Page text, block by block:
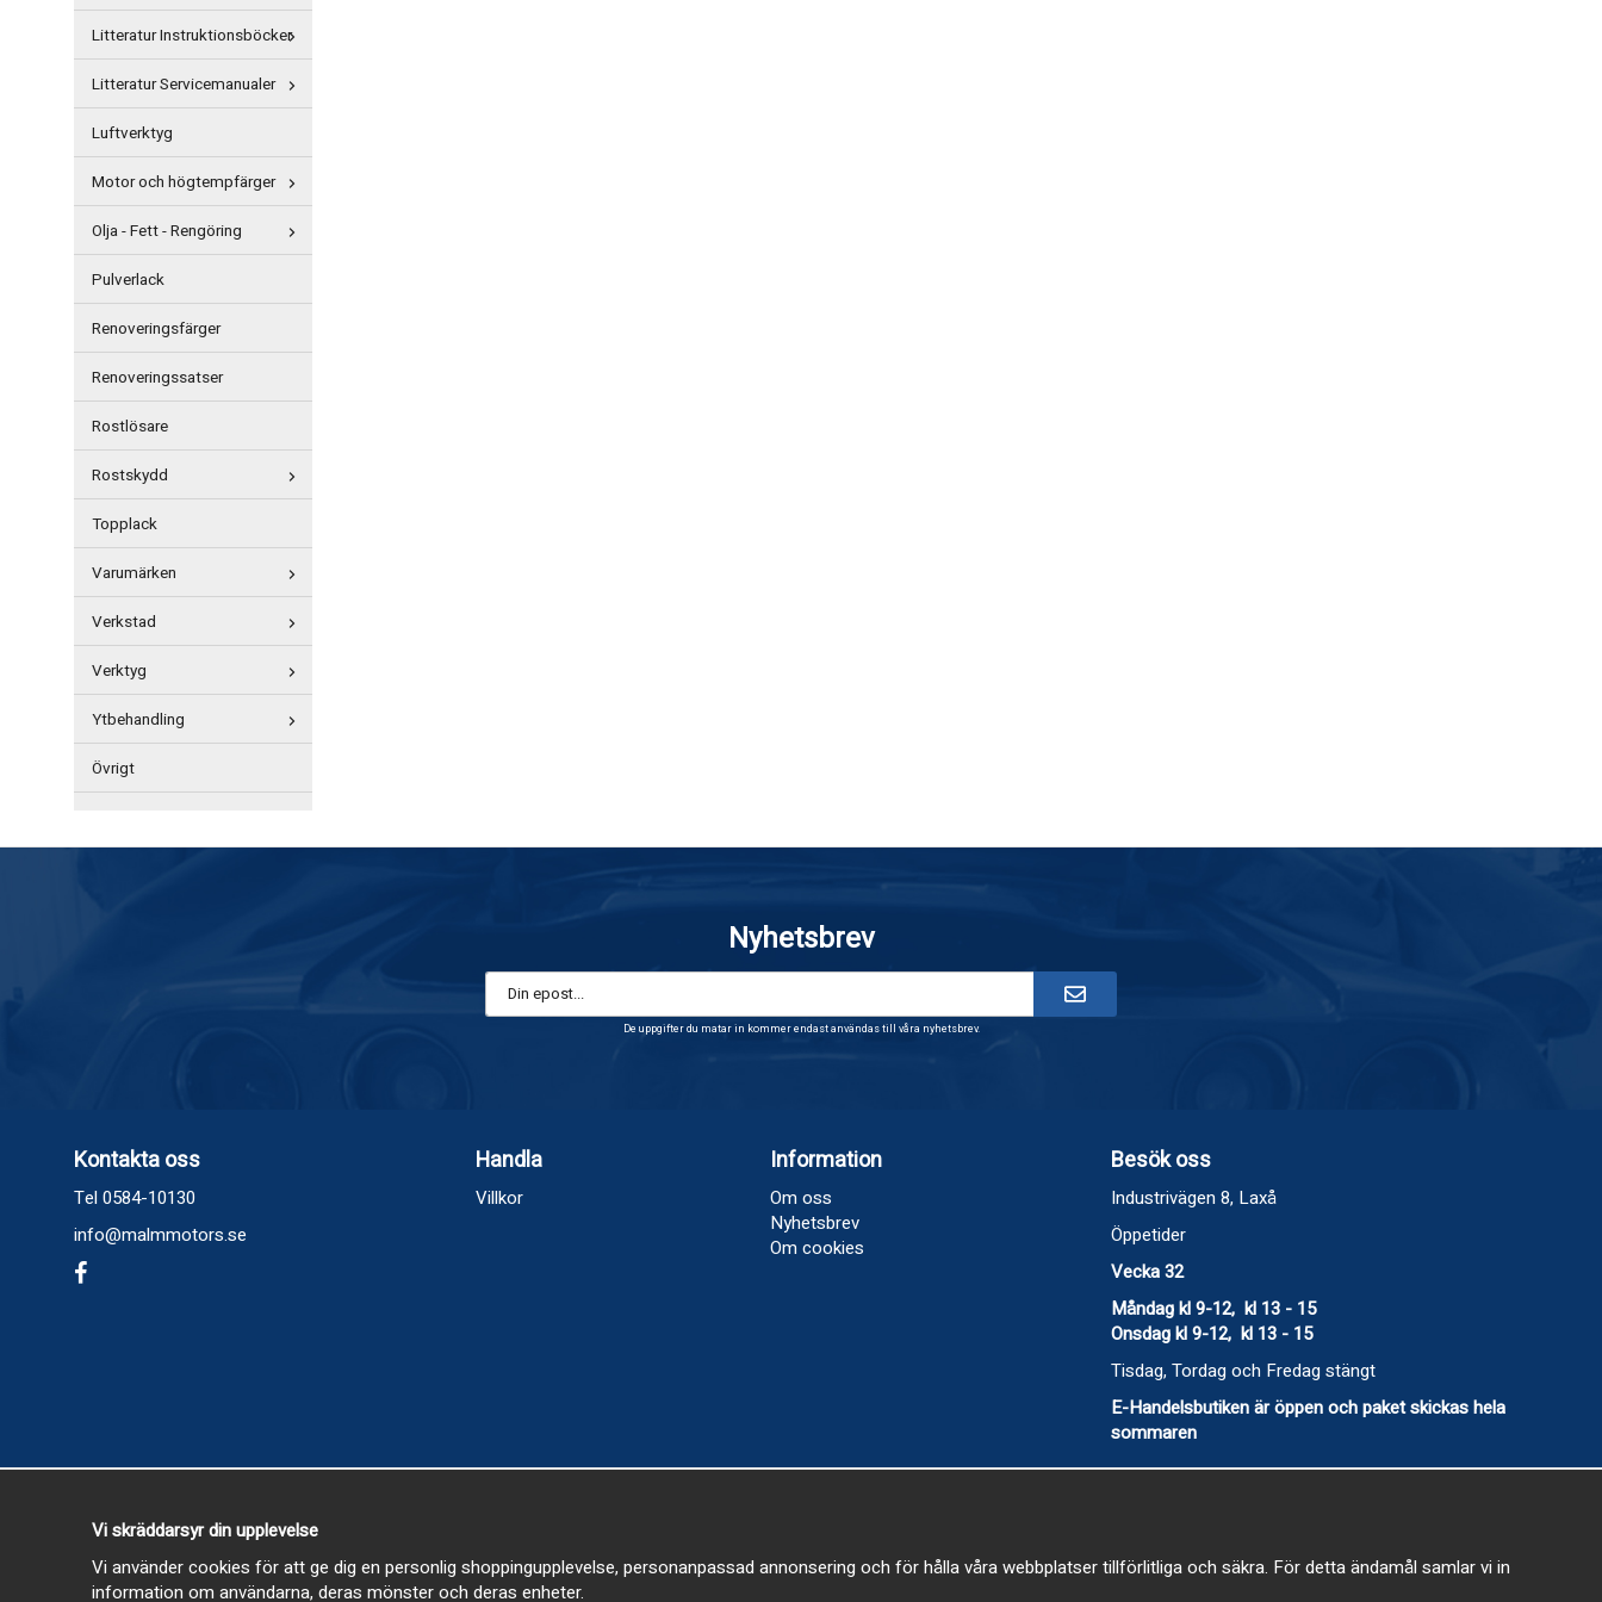
Litteratur Instruktionsböcker
Litteratur Servicemanualer
Luftverktyg
Motor och högtempfärger
Olja - Fett - Rengöring
Pulverlack
Renoveringsfärger
Renoveringssatser
Rostlösare
Rostskydd
Topplack
Varumärken
Verkstad
Verktyg
Ytbehandling
Övrigt
Nyhetsbrev
De uppgifter du matar in kommer endast användas till våra nyhetsbrev.
Kontakta oss
Tel 0584-10130
info@malmmotors.se
Handla
Villkor
Information
Om oss
Nyhetsbrev
Om cookies
Besök oss
Industrivägen 8, Laxå
Öppetider
Vecka 32
Måndag kl 9-12, kl 13 - 15
Onsdag kl 9-12, kl 13 - 15
Tisdag, Tordag och Fredag stängt
E-Handelsbutiken är öppen och paket skickas hela
sommaren
Vi skräddarsyr din upplevelse
Vi använder cookies för att ge dig en personlig shoppingupplevelse, personanpassad annonsering och för hålla våra webbplatser tillförlitliga och säkra. För detta ändamål samlar vi in
information om användarna, deras mönster och deras enheter.